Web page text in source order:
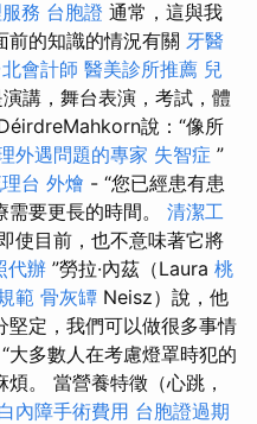
務 台胞證 通常，這與我
前的知識的情況有關 牙醫
會計師 醫美診所推薦 兒
講，舞台表演，考試，體
說：“像所
外遇問題的專家 失智症 ”
台 外燴 - “您已經患有患
要更長的時間。 清潔工
使目前，也不意味著它將
代辦 ”勞拉·內茲（Laura 桃
範 骨灰罈 Neisz）說，他
堅定，我們可以做很多事情
“大多數人在考慮燈罩時犯的
。 當營養特徵（心跳，
內障手術費用 台胞證過期